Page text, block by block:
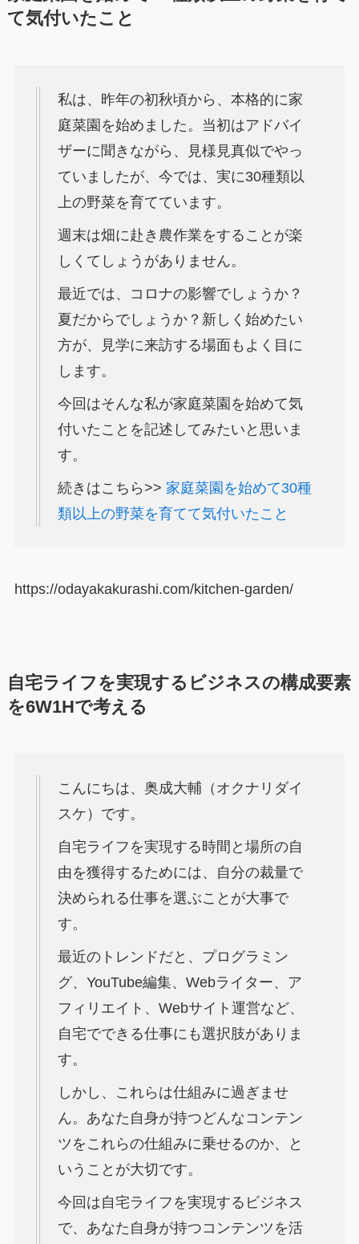
て気付いたこと
私は、昨年の初秋頃から、本格的に家
庭菜園を始めました。当初はアドバイ
ザーに聞きながら、見様見真似でやっ
ていましたが、今では、実に30種類以
上の野菜を育てています。
週末は畑に赴き農作業をすることが楽
しくてしょうがありません。
最近では、コロナの影響でしょうか？
夏だからでしょうか？新しく始めたい
方が、見学に来訪する場面もよく目に
します。
今回はそんな私が家庭菜園を始めて気
付いたことを記述してみたいと思いま
す。
続きはこちら>> 家庭菜園を始めて30種
類以上の野菜を育てて気付いたこと
https://odayakakurashi.com/kitchen-garden/
自宅ライフを実現するビジネスの構成要素
を6W1Hで考える
こんにちは、奥成大輔（オクナリダイ
スケ）です。
自宅ライフを実現する時間と場所の自
由を獲得するためには、自分の裁量で
決められる仕事を選ぶことが大事で
す。
最近のトレンドだと、プログラミン
グ、YouTube編集、Webライター、ア
フィリエイト、Webサイト運営など、
自宅でできる仕事にも選択肢がありま
す。
しかし、これらは仕組みに過ぎませ
ん。あなた自身が持つどんなコンテン
ツをこれらの仕組みに乗せるのか、と
いうことが大切です。
今回は自宅ライフを実現するビジネス
で、あなた自身が持つコンテンツを活